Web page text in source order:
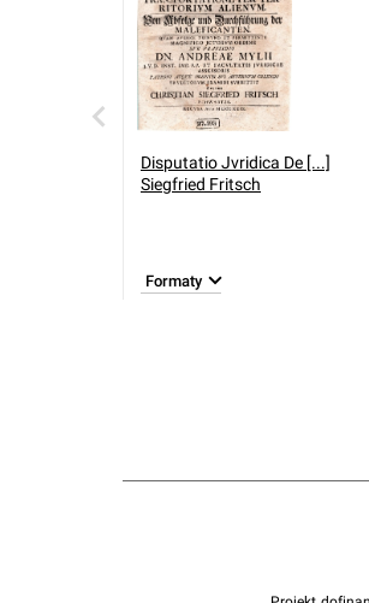
Disputatio Jvridica De [...]
Siegfried Fritsch
Formaty